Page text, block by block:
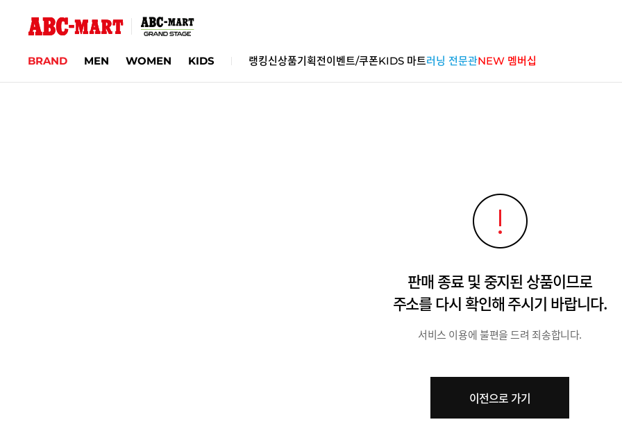
BRAND MEN WOMEN KIDS 랭킹신상품기획전이벤트/쿠폰KIDS 마트러닝 전문관NEW 멤버십
판매 종료 및 중지된 상품이므로
주소를 다시 확인해 주시기 바랍니다.
서비스 이용에 불편을 드려 죄송합니다.
이전으로 가기